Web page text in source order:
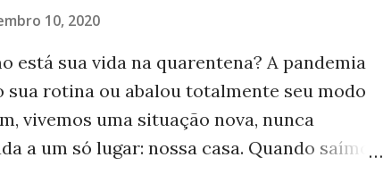
2010/01/via-verde-72-
Para acessar minha
a câmera de seu celular para a tag de
Nogueira Pinterest: Luísa Nogueira
Este blog foi criado com vias
10, 2020
está sua vida na quarentena? A pandemia
sua rotina ou abalou totalmente seu modo
vivemos uma situação nova, nunca
a um só lugar: nossa casa. Quando saímos